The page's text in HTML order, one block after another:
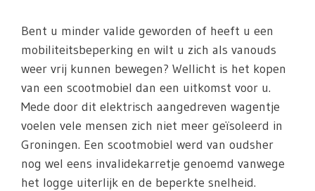
Bent u minder valide geworden of heeft u een
mobiliteitsbeperking en wilt u zich als vanouds
weer vrij kunnen bewegen? Wellicht is het kopen
van een scootmobiel dan een uitkomst voor u.
Mede door dit elektrisch aangedreven wagentje
voelen vele mensen zich niet meer geïsoleerd in
Groningen. Een scootmobiel werd van oudsher
nog wel eens invalidekarretje genoemd vanwege
het logge uiterlijk en de beperkte snelheid.